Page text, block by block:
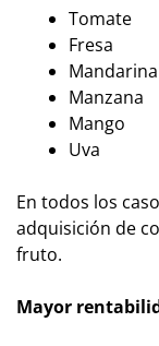
Tomate
Fresa
Mandarina
Manzana
Mango
Uva
En todos los
adquisición de
fruto.
Mayor